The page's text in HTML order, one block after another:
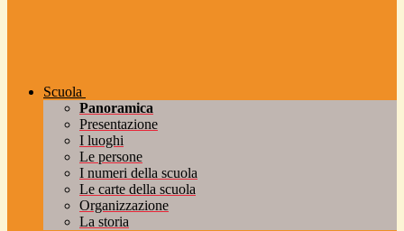
Scuola
Panoramica
Presentazione
I luoghi
Le persone
I numeri della scuola
Le carte della scuola
Organizzazione
La storia